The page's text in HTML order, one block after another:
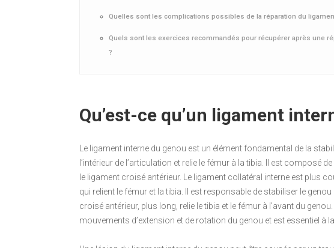
Quelles sont les complications possibles de la réparation du
Quels sont les exercices recommandés pour récupérer après une
?
Qu’est-ce qu’un ligament
Le ligament interne du genou est un élément fondamental de la
l’intérieur de l’articulation et relie le fémur à la tibia. Il est composé
le ligament croisé antérieur. Le ligament collatéral interne est plus
qui relient le fémur et la tibia. Il est responsable de stabiliser le
croisé antérieur, plus long, relie le tibia et le fémur à l’avant du
mouvements d’extension et de rotation du genou et est essentiel à